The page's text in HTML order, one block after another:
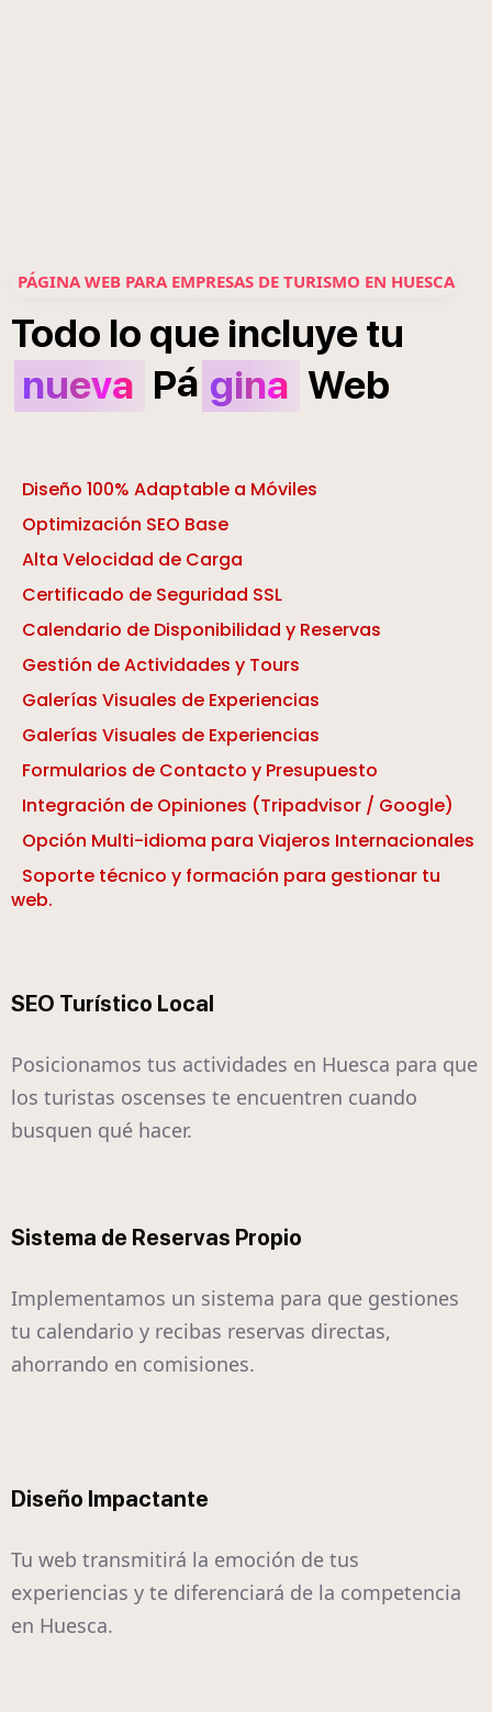
PÁGINA WEB PARA EMPRESAS DE TURISMO EN HUESCA
Todo lo que incluyetu
nueva Pá gina Web
Diseño 100% Adaptable a Móviles
Optimización SEO Base
Alta Velocidad de Carga
Certificado de Seguridad SSL
Calendario de Disponibilidad y Reservas
Gestión de Actividades y Tours
Galerías Visuales de Experiencias
Galerías Visuales de Experiencias
Formularios de Contacto y Presupuesto
Integración de Opiniones (Tripadvisor / Google)
Opción Multi-idioma para Viajeros Internacionales
Soporte técnico y formación para gestionar tu
web.
SEO Turístico Local
Posicionamos tus actividades en Huesca para que
los turistas oscenses te encuentren cuando
busquen qué hacer.
Sistema de Reservas Propio
Implementamos un sistema para que gestiones
tu calendario y recibas reservas directas,
ahorrando en comisiones.
Diseño Impactante
Tu web transmitirá la emoción de tus
experiencias y te diferenciará de la competencia
en Huesca.